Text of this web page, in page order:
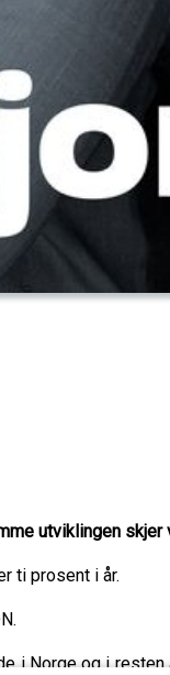
utviklingen
ti prosent i år.
Norge og i